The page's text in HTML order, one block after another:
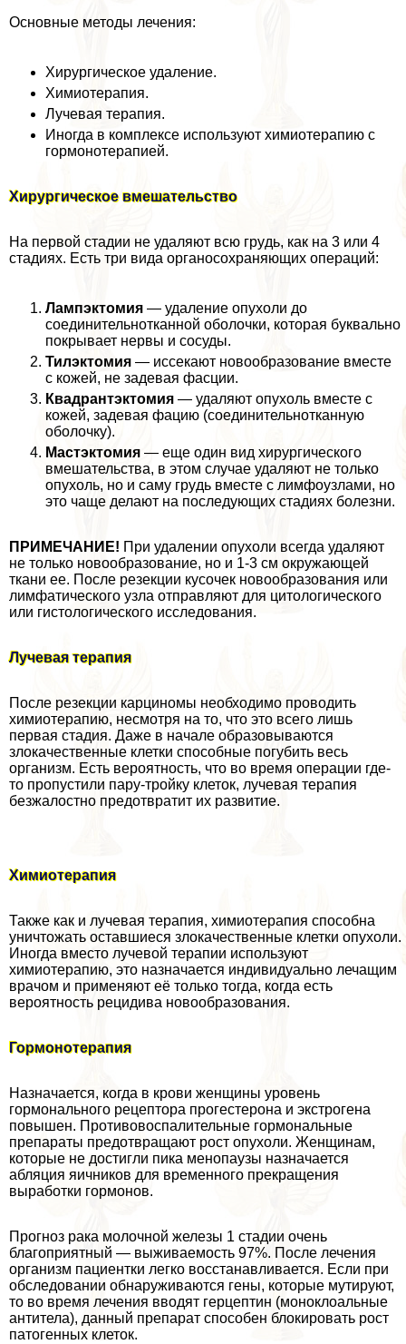
Основные методы лечения:
Хирургическое удаление.
Химиотерапия.
Лучевая терапия.
Иногда в комплексе используют химиотерапию с
гормонотерапией.
Хирургическое вмешательство
На первой стадии не удаляют всю гpyдь, как на 3 или 4
стадиях. Есть три вида органосохраняющих операций:
Лампэктомия — удаление опухоли до
соединительнотканной оболочки, которая буквально
покрывает нервы и сосуды.
Тилэктомия — иссекают новообразование вместе
с кожей, не задевая фасции.
Квадрантэктомия — удаляют опухоль вместе с
кожей, задевая фацию (соединительнотканную
оболочку).
Мастэктомия — еще один вид хирургического
вмешательства, в этом случае удаляют не только
опухоль, но и саму гpyдь вместе с лимфоузлами, но
это чаще делают на последующих стадиях болезни.
ПРИМЕЧАНИЕ! При удалении опухоли всегда удаляют
не только новообразование, но и 1-3 см окружающей
ткани ее. После резекции кусочек новообразования или
лимфатического узла отправляют для цитологического
или гистологического исследования.
Лучевая терапия
После резекции карциномы необходимо проводить
химиотерапию, несмотря на то, что это всего лишь
первая стадия. Даже в начале образовываются
злокачественные клетки способные погубить весь
организм. Есть вероятность, что во время операции где-
то пропустили пару-тройку клеток, лучевая терапия
безжалостно предотвратит их развитие.
Химиотерапия
Также как и лучевая терапия, химиотерапия способна
уничтожать оставшиеся злокачественные клетки опухоли.
Иногда вместо лучевой терапии используют
химиотерапию, это назначается индивидуально лечащим
врачом и применяют её только тогда, когда есть
вероятность рецидива новообразования.
Гормонотерапия
Назначается, когда в крови женщины уровень
гормонального рецептора прогестерона и экстрогена
повышен. Противовоспалительные гормональные
препараты предотвращают рост опухоли. Женщинам,
которые не достигли пика менопаузы назначается
абляция яичников для временного прекращения
выработки гормонов.
Прогноз paка молочной железы 1 стадии очень
благоприятный — выживаемость 97%. После лечения
организм пациентки легко восстанавливается. Если при
обследовании обнаруживаются гены, которые мутируют,
то во время лечения вводят герцептин (моноклоальные
антитела), данный препарат способен блокировать рост
патогенных клеток.